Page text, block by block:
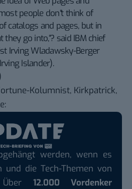
people don“t think of
catalogs and pages, but in
go into,“? said IBM chief
Irving Wladawsky-Berger
Islander).
Kolumnist, Kirkpatrick,
:
werden, wenn es
und die Tech-Themen von
12.000 Vordenker